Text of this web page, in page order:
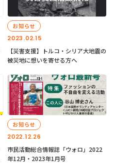
2023.02.15
お知らせ
【災害支援】トルコ・シリア大地震の
被災地に想いを寄せる方へ
2022.12.26
お知らせ
市民活動総合情報誌「ウォロ」2022
年12月・2023年1月号